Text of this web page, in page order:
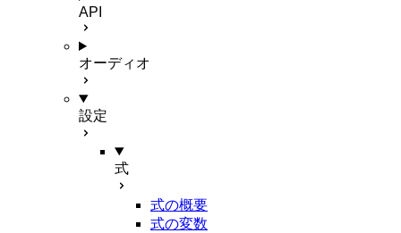
API
オーディオ
設定
式
式の概要
式の変数